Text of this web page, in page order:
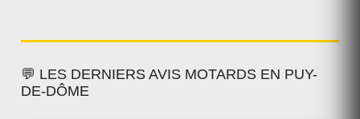
💬 LES DERNIERS AVIS MOTARDS EN PUY-
DE-DÔME